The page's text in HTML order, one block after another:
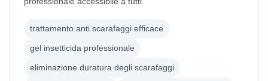
trattamento anti scarafaggi efficace
gel insetticida professionale
eliminazione duratura degli scarafaggi